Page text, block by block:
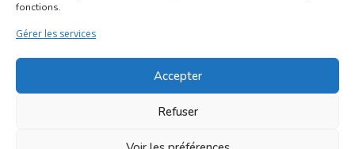
fonctions.
Gérer les services
Accepter
Refuser
Rue Haute 77 - 1000 Bruxelles
©2017-2026Marolles.brussels• Contact us →
ascombrueg@outlook.com